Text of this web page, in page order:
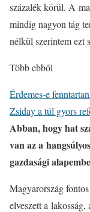
százalék körül. A
mindig nagyon tág
nélkül szerintem ezt
Több ebből
Érdemes-e
Zsiday a túl gyors
Abban, hogy hat
van az a
gazdasági
Magyarország
elveszett a